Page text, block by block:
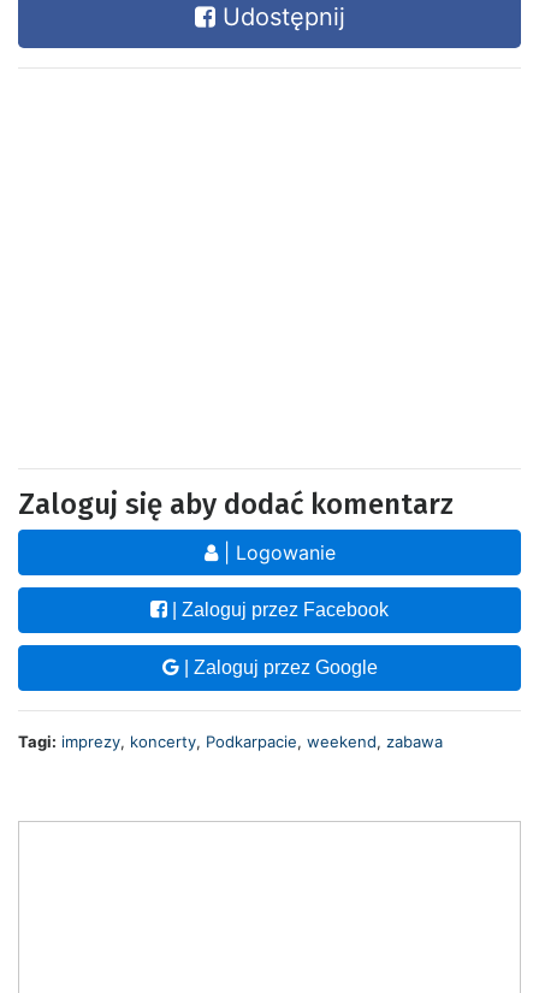
Udostępnij
Zaloguj się aby dodać komentarz
| Logowanie
| Zaloguj przez Facebook
| Zaloguj przez Google
Tagi: imprezy, koncerty, Podkarpacie, weekend, zabawa